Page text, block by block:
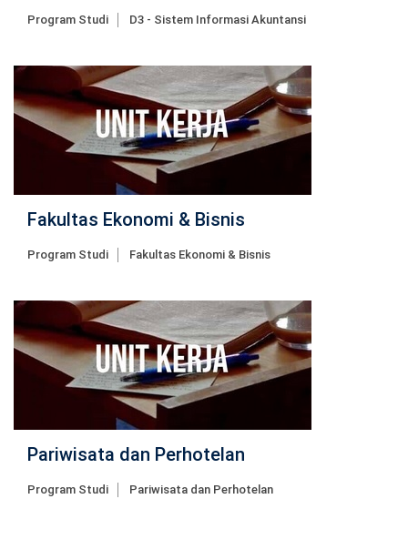
Program Studi D3 - Sistem Informasi Akuntansi
Fakultas Ekonomi & Bisnis
Program Studi Fakultas Ekonomi & Bisnis
Pariwisata dan Perhotelan
Program Studi Pariwisata dan Perhotelan